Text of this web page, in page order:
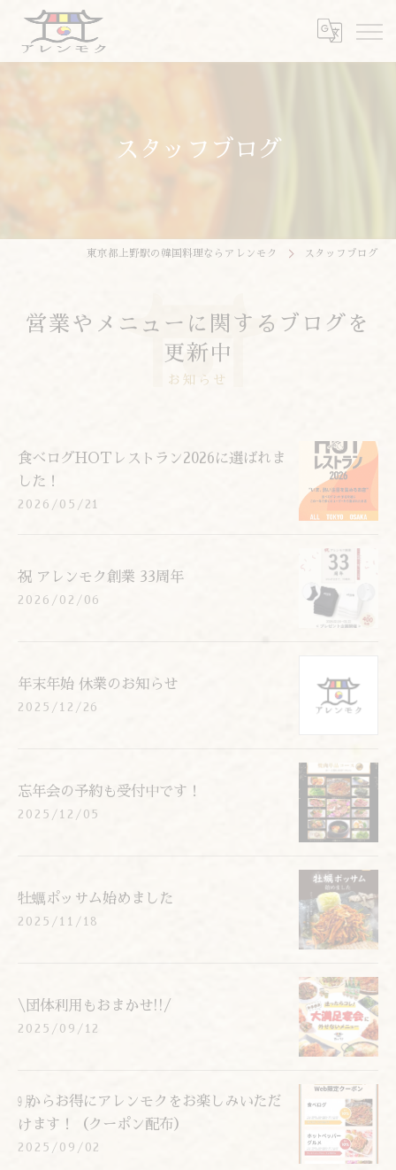
スタッフブログ
東京都上野駅の韓国料理ならアレンモク スタッフブログ
営業やメニューに関するブログを
更新中
お知らせ
食べログHOTレストラン2026に選ばれま
した！
2026/05/21
祝 アレンモク創業 33周年
2026/02/06
年末年始 休業のお知らせ
2025/12/26
忘年会の予約も受付中です！
2025/12/05
牡蠣ポッサム始めました
2025/11/18
\団体利用もおまかせ!!/
2025/09/12
㋈からお得にアレンモクをお楽しみいただ
けます！（クーポン配布）
2025/09/02